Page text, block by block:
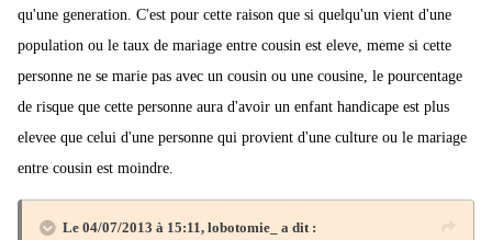
qu'une generation. C'est pour cette raison que si quelqu'un vient d'une
population ou le taux de mariage entre cousin est eleve, meme si cette
personne ne se marie pas avec un cousin ou une cousine, le pourcentage
de risque que cette personne aura d'avoir un enfant handicape est plus
elevee que celui d'une personne qui provient d'une culture ou le mariage
entre cousin est moindre.
Le 04/07/2013 à 15:11, lobotomie_ a dit :